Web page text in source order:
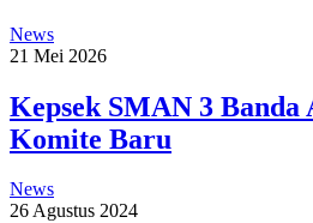
News
21 Mei 2026
Kepsek SMAN 3 Banda
Komite Baru
News
26 Agustus 2024